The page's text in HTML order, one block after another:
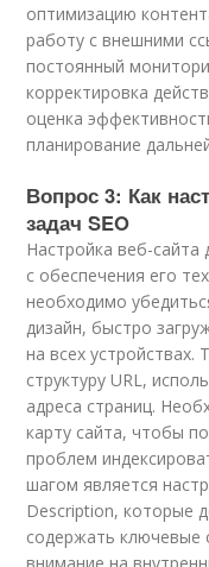
оптимизацию
работу с внешними
постоянный
корректировка
оценка
планирование
Вопрос 3: Как
задач SEO
Настройка веб-сайта
с обеспечения его
необходимо
дизайн, быстро
на всех
структуру URL,
адреса страниц.
карту сайта, чтобы
проблем
шагом является
Description, которые
содержать ключевые